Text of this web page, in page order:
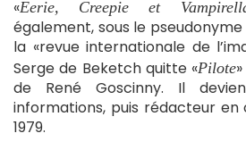
«Eerie, Creepie et
également, sous le
la «revue internationale de
Serge de Beketch quitte «Pilote
de René Goscinny. Il
informations, puis rédacteur en
1979.